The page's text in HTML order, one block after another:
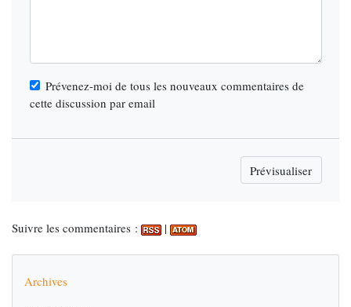
Prévenez-moi de tous les nouveaux commentaires de
cette discussion par email
Suivre les commentaires : |
Archives